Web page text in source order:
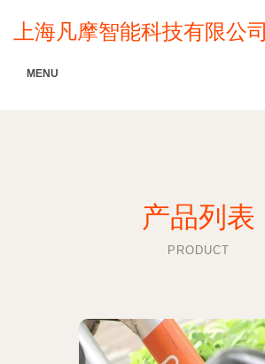
上海凡摩智能科技有限公司
MENU
产品列表
PRODUCT